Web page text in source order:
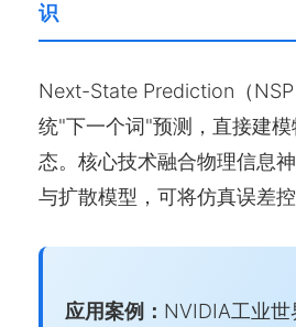
识
Next-State Prediction（
统"下一个词"预测，直接建
态。核心技术融合物理信息
与扩散模型，可将仿真误差控
应用案例： NVIDIA工业